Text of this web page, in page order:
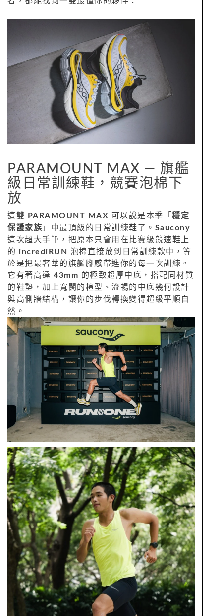
PARAMOUNT MAX — 旗艦
級日常訓練鞋，競賽泡棉下
放
這雙 PARAMOUNT MAX 可以說是本季「 穩定
保護家族 」中最頂級的日常訓練鞋了。 Saucony
這次超大手筆，把原本只會用在比賽級競速鞋上
的 incrediRUN 泡棉直接放到日常訓練款中，等
於是把最奢華的旗艦腳感帶進你的每一次訓練。
它有著高達 43mm 的極致超厚中底，搭配同材質
的鞋墊，加上寬闊的楦型、流暢的中底幾何設計
與高側牆結構，讓你的步伐轉換變得超級平順自
然。